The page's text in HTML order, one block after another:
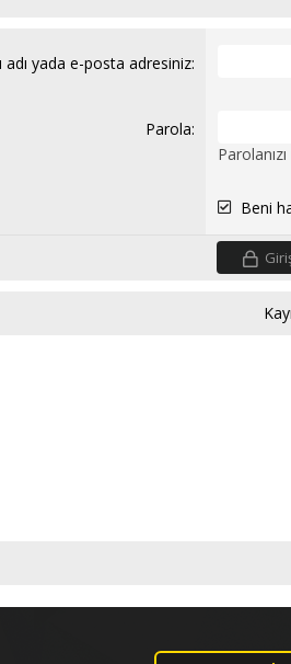
adı yada e-posta adresiniz
Parola
Beni